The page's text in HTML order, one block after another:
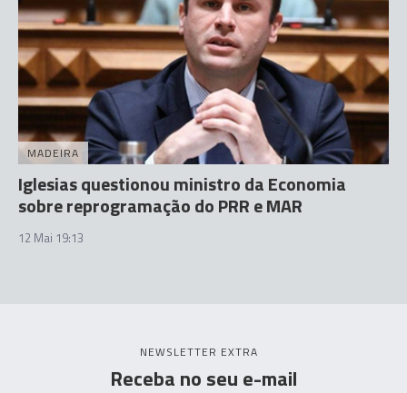
MADEIRA
Iglesias questionou ministro da Economia
sobre reprogramação do PRR e MAR
12 Mai 19:13
NEWSLETTER EXTRA
Receba no seu e-mail